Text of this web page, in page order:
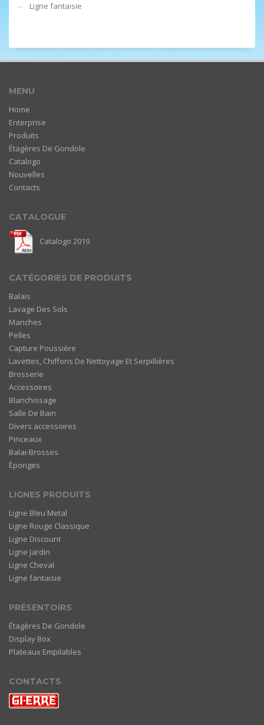
Ligne fantaisie
MENU
Home
Enterprise
Produits
Étagères De Gondole
Catalogo
Nouvelles
Contacts
CATALOGUE
Catalogo 2019
CATÉGORIES DE PRODUITS
Balais
Lavage Des Sols
Manches
Pelles
Capture Poussière
Lavettes, Chiffons De Nettoyage Et Serpillières
Brosserie
Accessoires
Blanchissage
Salle De Bain
Divers accessoires
Pinceaux
Balai-Brosses
Èponges
LIGNES PRODUITS
Ligne Bleu Metal
Ligne Rouge Classique
Ligne Discount
Ligne Jardin
Ligne Cheval
Ligne fantaisie
PRÉSENTOIRS
Étagères De Gondole
Display Box
Plateaux Empilables
CONTACTS